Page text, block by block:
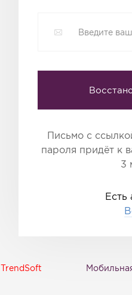
Письмо с
пароля придёт к
3
Есть
TrendSoft